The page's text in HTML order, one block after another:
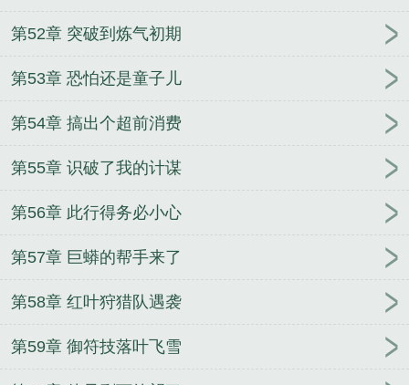
第52章 突破到炼气初期
第53章 恐怕还是童子儿
第54章 搞出个超前消费
第55章 识破了我的计谋
第56章 此行得务必小心
第57章 巨蟒的帮手来了
第58章 红叶狩猎队遇袭
第59章 御符技落叶飞雪